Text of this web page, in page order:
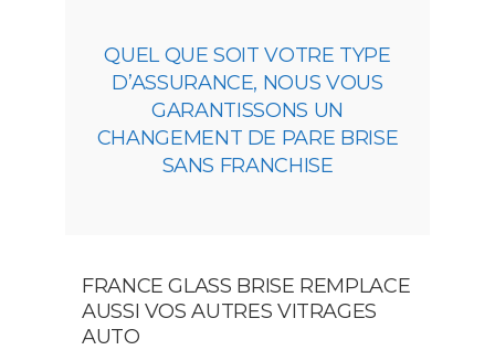
QUEL QUE SOIT VOTRE TYPE
D’ASSURANCE, NOUS VOUS
GARANTISSONS UN
CHANGEMENT DE PARE BRISE
SANS FRANCHISE
FRANCE GLASS BRISE REMPLACE
AUSSI VOS AUTRES VITRAGES
AUTO